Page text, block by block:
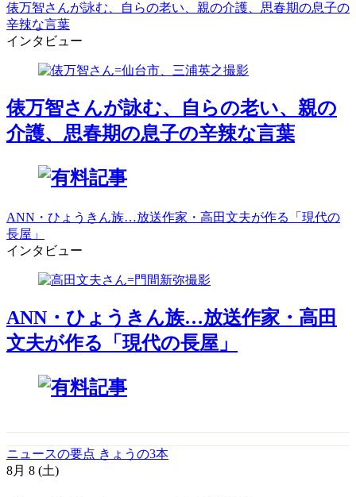
俵万智さんが詠む、自らの老い、親の介護、思春期の息子の
辛辣な言葉
インタビュー
俵万智さんが詠む、自らの老い、親の
介護、思春期の息子の辛辣な言葉
ANN・ひょうきん族…放送作家・高田文夫が作る「現代の
長屋」
インタビュー
ANN・ひょうきん族…放送作家・高田
文夫が作る「現代の長屋」
ニュースの要点 きょうの3本
8月 8 (土)